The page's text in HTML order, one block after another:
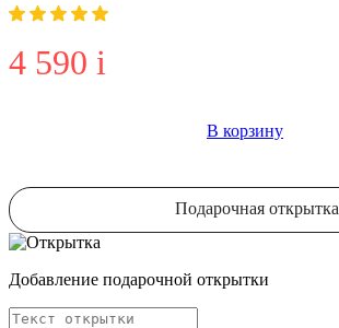
4 590 i
В корзину
Подарочная открытка
Добавление подарочной открытки